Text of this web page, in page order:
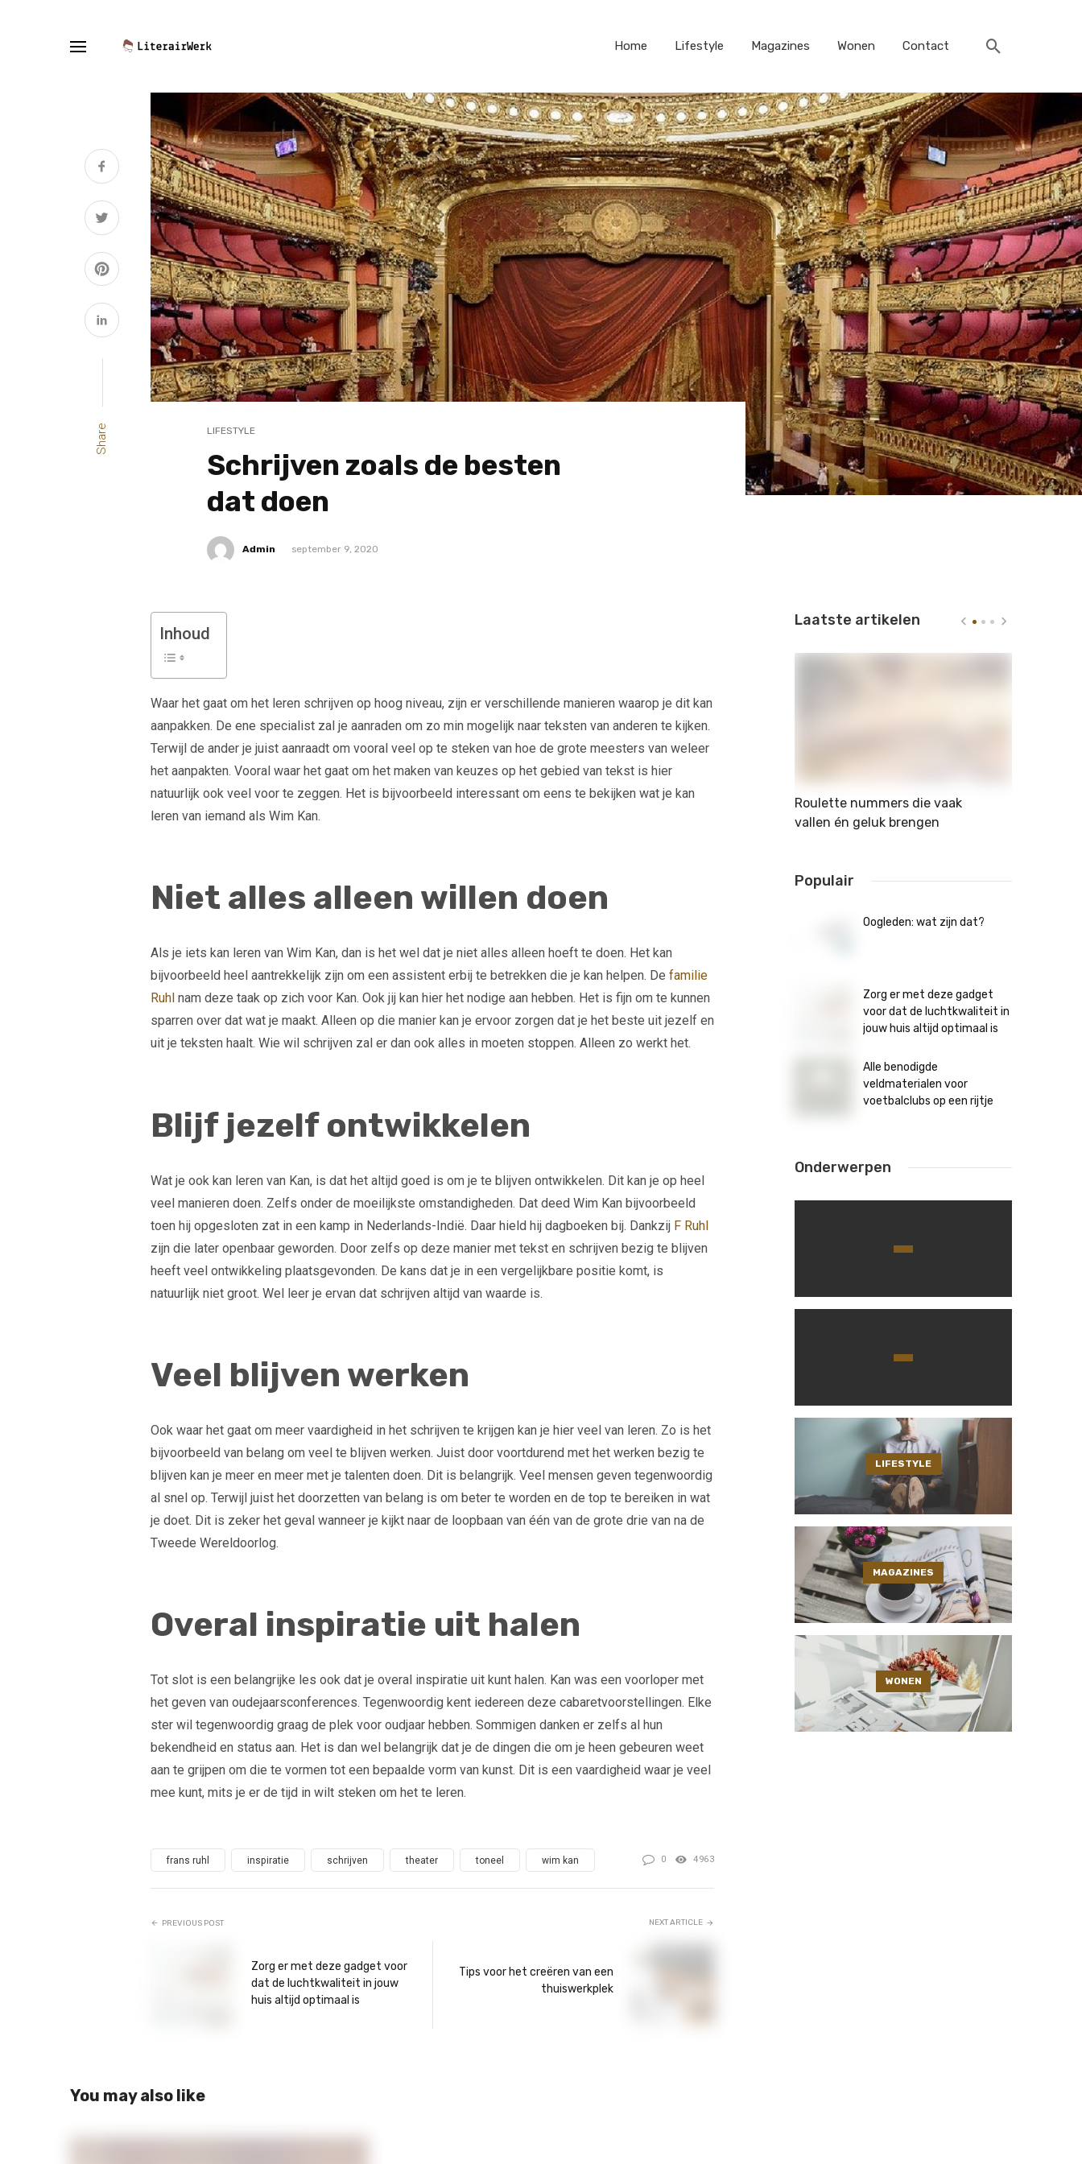
Home Lifestyle Magazines Wonen Contact
Share LIFESTYLE
Schrijven zoals de besten
dat doen
Admin september 9, 2020
Inhoud
Waar het gaat om het leren schrijven op hoog niveau, zijn er verschillende manieren waarop je dit kan
aanpakken. De ene specialist zal je aanraden om zo min mogelijk naar teksten van anderen te kijken.
Terwijl de ander je juist aanraadt om vooral veel op te steken van hoe de grote meesters van weleer
het aanpakten. Vooral waar het gaat om het maken van keuzes op het gebied van tekst is hier
natuurlijk ook veel voor te zeggen. Het is bijvoorbeeld interessant om eens te bekijken wat je kan
leren van iemand als Wim Kan.
Niet alles alleen willen doen
Als je iets kan leren van Wim Kan, dan is het wel dat je niet alles alleen hoeft te doen. Het kan
bijvoorbeeld heel aantrekkelijk zijn om een assistent erbij te betrekken die je kan helpen. De familie
Ruhl nam deze taak op zich voor Kan. Ook jij kan hier het nodige aan hebben. Het is fijn om te kunnen
sparren over dat wat je maakt. Alleen op die manier kan je ervoor zorgen dat je het beste uit jezelf en
uit je teksten haalt. Wie wil schrijven zal er dan ook alles in moeten stoppen. Alleen zo werkt het.
Blijf jezelf ontwikkelen
Wat je ook kan leren van Kan, is dat het altijd goed is om je te blijven ontwikkelen. Dit kan je op heel
veel manieren doen. Zelfs onder de moeilijkste omstandigheden. Dat deed Wim Kan bijvoorbeeld
toen hij opgesloten zat in een kamp in Nederlands-Indië. Daar hield hij dagboeken bij. Dankzij F Ruhl
zijn die later openbaar geworden. Door zelfs op deze manier met tekst en schrijven bezig te blijven
heeft veel ontwikkeling plaatsgevonden. De kans dat je in een vergelijkbare positie komt, is
natuurlijk niet groot. Wel leer je ervan dat schrijven altijd van waarde is.
Veel blijven werken
Ook waar het gaat om meer vaardigheid in het schrijven te krijgen kan je hier veel van leren. Zo is het
bijvoorbeeld van belang om veel te blijven werken. Juist door voortdurend met het werken bezig te
blijven kan je meer en meer met je talenten doen. Dit is belangrijk. Veel mensen geven tegenwoordig
al snel op. Terwijl juist het doorzetten van belang is om beter te worden en de top te bereiken in wat
je doet. Dit is zeker het geval wanneer je kijkt naar de loopbaan van één van de grote drie van na de
Tweede Wereldoorlog.
Overal inspiratie uit halen
Tot slot is een belangrijke les ook dat je overal inspiratie uit kunt halen. Kan was een voorloper met
het geven van oudejaarsconferences. Tegenwoordig kent iedereen deze cabaretvoorstellingen. Elke
ster wil tegenwoordig graag de plek voor oudjaar hebben. Sommigen danken er zelfs al hun
bekendheid en status aan. Het is dan wel belangrijk dat je de dingen die om je heen gebeuren weet
aan te grijpen om die te vormen tot een bepaalde vorm van kunst. Dit is een vaardigheid waar je veel
mee kunt, mits je er de tijd in wilt steken om het te leren.
frans ruhl inspiratie schrijven theater toneel wim kan 0 4963
PREVIOUS POST
Zorg er met deze gadget voor
dat de luchtkwaliteit in jouw
huis altijd optimaal is
NEXT ARTICLE
Tips voor het creëren van een
thuiswerkplek
You may also like
Laatste artikelen
Visgraat vloer: een eenmalige
Sfeer in je pand: ja of nee?
Roulette nummers die vaak
vallen én geluk brengen
Populair
Oogleden: wat zijn dat?
Zorg er met deze gadget
voor dat de luchtkwaliteit in
jouw huis altijd optimaal is
Alle benodigde
veldmaterialen voor
voetbalclubs op een rijtje
Onderwerpen
LIFESTYLE
MAGAZINES
WONEN